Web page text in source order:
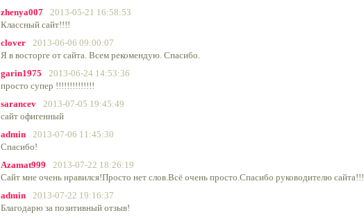
zhenya007
2013-05-21 16:58:53
Классный сайт!!!!
clover
2013-06-06 09:00:07
Я в восторге от сайта. Всем рекомендую. Спасибо.
garin1975
2013-06-24 14:53:36
просто супер !!!!!!!!!!!!!!
sarancev
2013-07-05 19:45:49
сайт офигенный
admin
2013-07-06 11:45:30
Спасибо!
Azamat999
2013-07-22 18:26:19
Сайт мне очень нравился!Просто нет слов.Всё очень просто.Спасибо руководителю сайта!!!
admin
2013-07-22 19:16:37
Благодарю за позитивный отзыв!